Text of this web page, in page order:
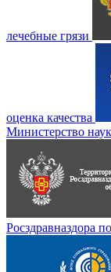
лечебные грязи
оценка качества
Министерство
Росздравназдора